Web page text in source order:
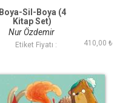
Boya-Sil-Boya (4
Kitap Set)
Nur Özdemir
Etiket Fiyatı : 410,00 ₺